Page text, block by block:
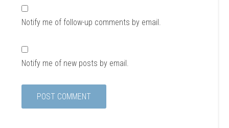
Notify me of follow-up comments by email.
Notify me of new posts by email.